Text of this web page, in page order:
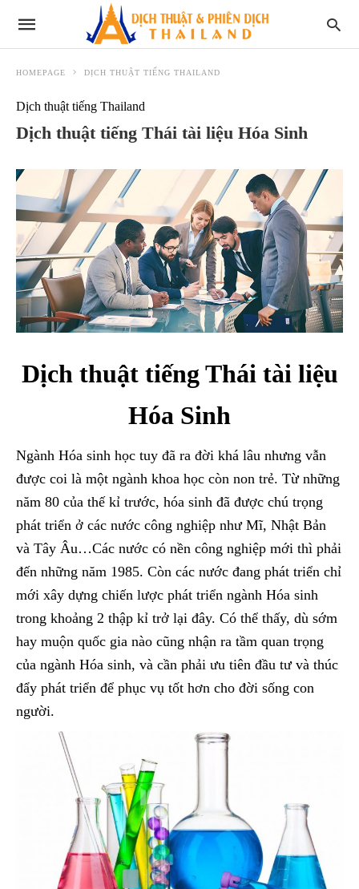
HOMEPAGE DỊCH THUẬT TIẾNG THAILAND
Dịch thuật tiếng Thailand
Dịch thuật tiếng Thái tài liệu Hóa Sinh
Dịch thuật tiếng Thái tài liệu
Hóa Sinh
Ngành Hóa sinh học tuy đã ra đời khá lâu nhưng vẫn
được coi là một ngành khoa học còn non trẻ. Từ những
năm 80 của thế kỉ trước, hóa sinh đã được chú trọng
phát triển ở các nước công nghiệp như Mĩ, Nhật Bản
và Tây Âu…Các nước có nền công nghiệp mới thì phải
đến những năm 1985. Còn các nước đang phát triển chỉ
mới xây dựng chiến lược phát triển ngành Hóa sinh
trong khoảng 2 thập kỉ trở lại đây. Có thể thấy, dù sớm
hay muộn quốc gia nào cũng nhận ra tầm quan trọng
của ngành Hóa sinh, và cần phải ưu tiên đầu tư và thúc
đẩy phát triển để phục vụ tốt hơn cho đời sống con
người.